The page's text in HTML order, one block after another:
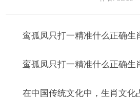
鸾孤凤只打一精准什么正确生
鸾孤凤只打一精准什么正确
在中国传统文化中，生肖文化